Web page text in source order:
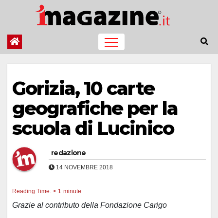
contenuto
Gorizia, 10 carte
geografiche per la
scuola di Lucinico
redazione
14 NOVEMBRE 2018
Reading Time: < 1 minute
Grazie al contributo della Fondazione Carigo